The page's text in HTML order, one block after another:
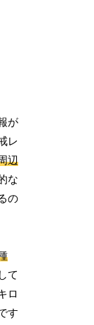
が
レ
辺
な
の
て
ロ
す